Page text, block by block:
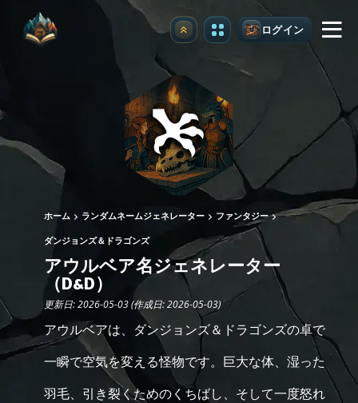
アップグレード ログイン
ホーム ランダムネームジェネレーター ファンタジー
ダンジョンズ＆ドラゴンズ
アウルベア名ジェネレーター
（D&D）
更新日: 2026-05-03 (作成日: 2026-05-03)
アウルベアは、ダンジョンズ＆ドラゴンズの卓で
一瞬で空気を変える怪物です。巨大な体、湿った
羽毛、引き裂くためのくちばし、そして一度怒れ